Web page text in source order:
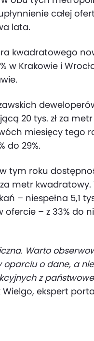
całej
lata.
kwadratowego
w Krakowie i
20 tys. zł za metr
miesięcy tego
do 29%.
tym roku
metr kwadratowy.
– niespełna 5,1
ofercie – z 33% do
Warto
o dane, a
z
ekspert